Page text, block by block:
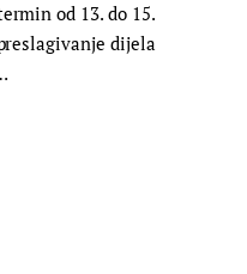
od 13. do 15.
dijela